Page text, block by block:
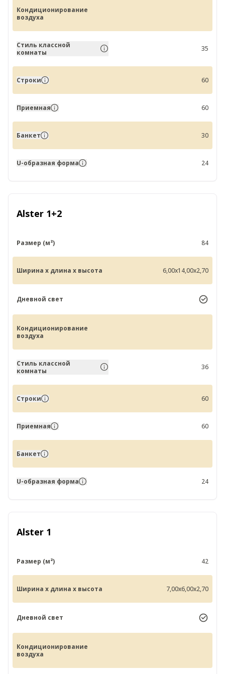
Кондиционирование
воздуха
Стиль классной
комнаты
35
Строки 60
Приемная 60
Банкет 30
U-образная форма 24
Alster 1+2
Размер (м²) 84
Ширина x длина x высота 6,00x14,00x2,70
Дневной свет
Кондиционирование
воздуха
Стиль классной
комнаты
36
Строки 60
Приемная 60
Банкет
U-образная форма 24
Alster 1
Размер (м²) 42
Ширина x длина x высота 7,00x6,00x2,70
Дневной свет
Кондиционирование
воздуха